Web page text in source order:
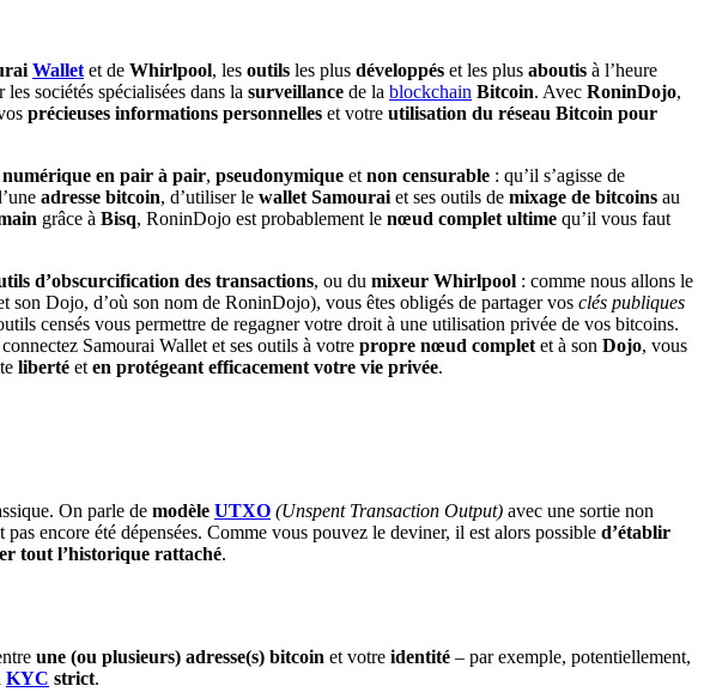
Walletet de Whirlpool, les outils les plus développés et les plus aboutis à l’heure
sociétés spécialisées dans la surveillance de la blockchain Bitcoin. Avec RoninDojo,
précieuses informations personnelles et votre utilisation du réseau Bitcoin pour
en pair à pair, pseudonymique etnon censurable : qu’il s’agisse de
adresse bitcoin, d’utiliser le wallet Samouraiet ses outils de mixage de bitcoins au
grâce à Bisq, RoninDojo est probablement le nœud complet ultime qu’il vous faut
d’obscurcification des transactions, ou du mixeur Whirlpool : comme nous allons le
Dojo, d’où son nom de RoninDojo), vous êtes obligés de partager vos clés publiques
censés vous permettre de regagner votre droit à une utilisation privée de vos bitcoins.
Samourai Wallet et ses outils à votre propre nœud completet à son Dojo, vous
liberté eten protégeant efficacement votre vie privée.
On parle de modèle UTXO (Unspent Transaction Output) avec une sortie non
pas encore été dépensées. Comme vous pouvez le deviner, il est alors possible d’établir
tout l’historique rattaché.
une (ou plusieurs) adresse(s) bitcoin et votre identité – par exemple, potentiellement,
KYC strict.